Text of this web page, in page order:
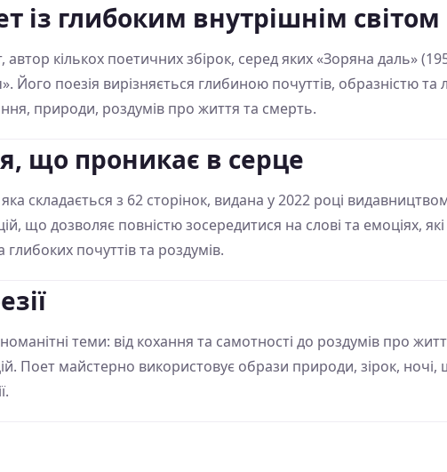
із глибоким внутрішнім світом
кількох поетичних збірок, серед яких «Зоряна даль»
Його поезія вирізняється глибиною почуттів, образністю та
природи, роздумів про життя та смерть.
що проникає в серце
складається з 62 сторінок, видана у 2022 році
що дозволяє повністю зосередитися на слові та емоціях,
почуттів та роздумів.
теми: від кохання та самотності до роздумів про
Поет майстерно використовує образи природи, зірок,